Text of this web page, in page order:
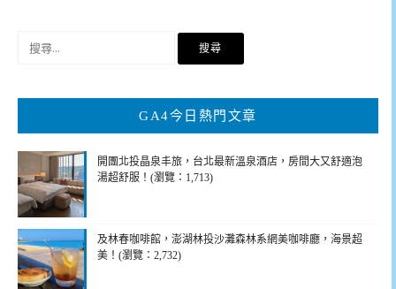
鍵
GA4今日熱門文章
開團北投晶泉丰旅，台北最新溫泉酒店，房間大又舒適泡
湯超舒服！(瀏覽：1,713)
及林春咖啡館，澎湖林投沙灘森林系網美咖啡廳，海景超
美！(瀏覽：2,732)